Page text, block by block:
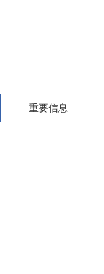
重要信息